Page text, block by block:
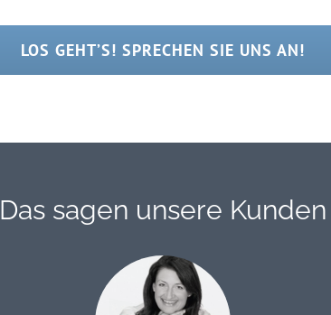
LOS GEHT’S! SPRECHEN SIE UNS AN!
Das sagen unsere Kunden